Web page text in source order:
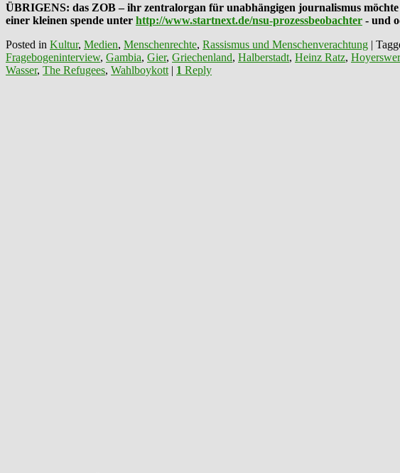
ÜBRIGENS: das ZOB – ihr zentralorgan für unabhängigen journalismus
einer kleinen spende unter http://www.startnext.de/nsu-prozessbeobachter - und
Posted in Kultur, Medien, Menschenrechte, Rassismus und Menschenverachtung |
Fragebogeninterview, Gambia, Gier, Griechenland, Halberstadt, Heinz Ratz,
Wasser, The Refugees, Wahlboykott | 1 Reply